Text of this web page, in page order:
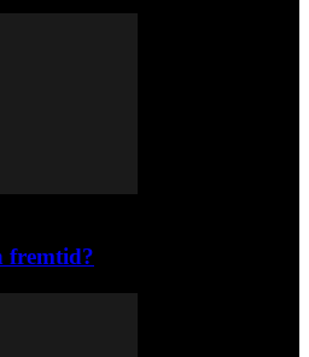
fremtid?